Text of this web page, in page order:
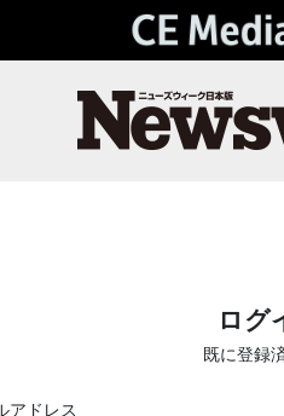
ログ
既に登録
アドレス